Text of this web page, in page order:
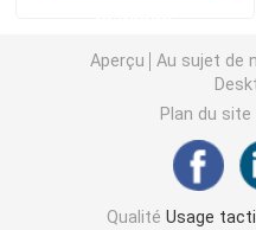
Vitesse extérieure
Bottes tactiques de
Gilet tactique de
Aperçu Au sujet de
Plan du site
QualitéUsage